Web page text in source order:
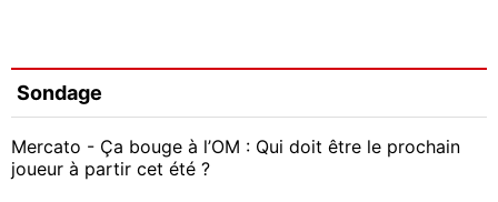
Sondage
Mercato - Ça bouge à l’OM : Qui doit être le prochain
joueur à partir cet été ?